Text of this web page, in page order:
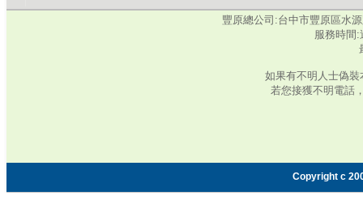
豐原總公司:台中市豐原區水
服務時間:
如果有不明人士偽
若您接獲不明電話
Copyright c